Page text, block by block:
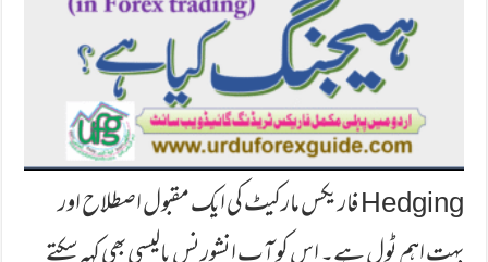
Hedging فاریکس مارکیٹ کی ایک مقبول اصطلاح اور